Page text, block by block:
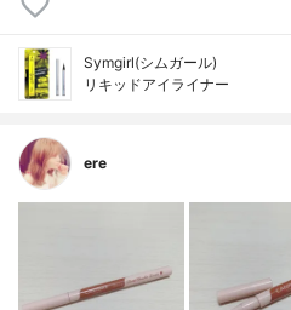
Symgirl(シムガール)
リキッドアイライナー
ere